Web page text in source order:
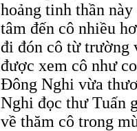
hoảng tinh thần
tâm đến cô nhiều
đi đón cô từ trường
được xem cô như
Đông Nghi vừa
Nghi đọc thư Tuấn
về thăm cô trong